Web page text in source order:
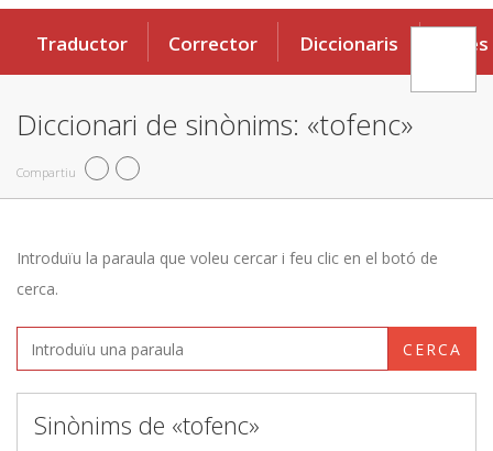
Traductor Corrector Diccionaris Eines
Diccionari de sinònims: «tofenc»
Compartiu
Introduïu la paraula que voleu cercar i feu clic en el botó de
cerca.
CERCA
Sinònims de «tofenc»